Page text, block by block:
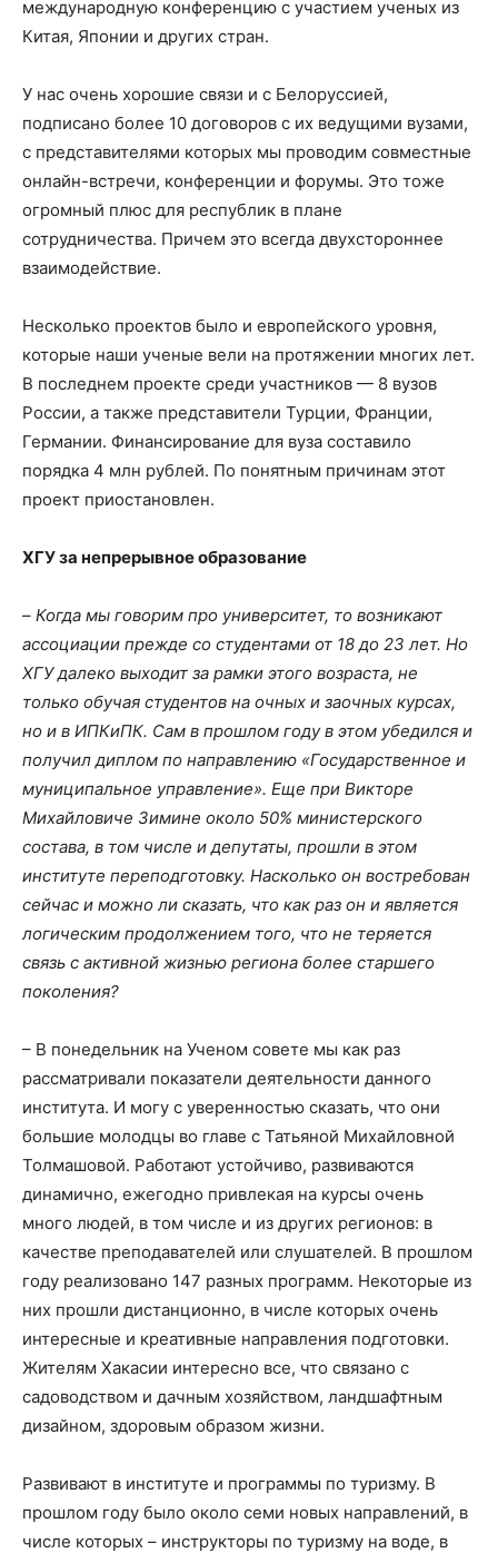
международную конференцию с участием ученых из
Китая, Японии и других стран.
У нас очень хорошие связи и с Белоруссией,
подписано более 10 договоров с их ведущими вузами,
с представителями которых мы проводим совместные
онлайн-встречи, конференции и форумы. Это тоже
огромный плюс для республик в плане
сотрудничества. Причем это всегда двухстороннее
взаимодействие.
Несколько проектов было и европейского уровня,
которые наши ученые вели на протяжении многих лет.
В последнем проекте среди участников — 8 вузов
России, а также представители Турции, Франции,
Германии. Финансирование для вуза составило
порядка 4 млн рублей. По понятным причинам этот
проект приостановлен.
ХГУ за непрерывное образование
– Когда мы говорим про университет, то возникают
ассоциации прежде со студентами от 18 до 23 лет. Но
ХГУ далеко выходит за рамки этого возраста, не
только обучая студентов на очных и заочных курсах,
но и в ИПКиПК. Сам в прошлом году в этом убедился и
получил диплом по направлению «Государственное и
муниципальное управление». Еще при Викторе
Михайловиче Зимине около 50% министерского
состава, в том числе и депутаты, прошли в этом
институте переподготовку. Насколько он востребован
сейчас и можно ли сказать, что как раз он и является
логическим продолжением того, что не теряется
связь с активной жизнью региона более старшего
поколения?
– В понедельник на Ученом совете мы как раз
рассматривали показатели деятельности данного
института. И могу с уверенностью сказать, что они
большие молодцы во главе с Татьяной Михайловной
Толмашовой. Работают устойчиво, развиваются
динамично, ежегодно привлекая на курсы очень
много людей, в том числе и из других регионов: в
качестве преподавателей или слушателей. В прошлом
году реализовано 147 разных программ. Некоторые из
них прошли дистанционно, в числе которых очень
интересные и креативные направления подготовки.
Жителям Хакасии интересно все, что связано с
садоводством и дачным хозяйством, ландшафтным
дизайном, здоровым образом жизни.
Развивают в институте и программы по туризму. В
прошлом году было около семи новых направлений, в
числе которых – инструкторы по туризму на воде, в